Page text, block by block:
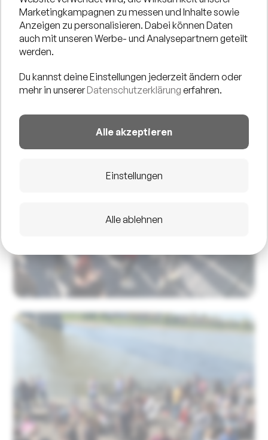
Marketingkampagnen zu messen und Inhalte sowie
Anzeigen zu personalisieren. Dabei können Daten
auch mit unseren Werbe- und Analysepartnern geteilt
werden.
Du kannst deine Einstellungen jederzeit ändern oder
mehr in unsererDatenschutzerklärung erfahren.
Alle akzeptieren
Einstellungen
Alle ablehnen